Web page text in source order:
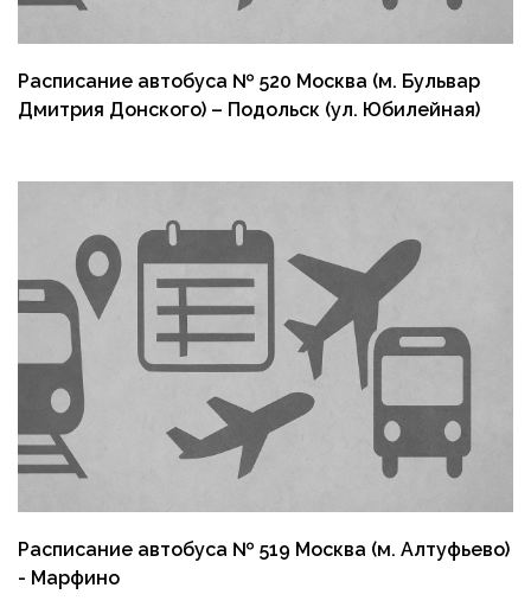
Расписание автобуса № 520 Москва (м. Бульвар
Дмитрия Донского) – Подольск (ул. Юбилейная)
Расписание автобуса № 519 Москва (м. Алтуфьево)
- Марфино